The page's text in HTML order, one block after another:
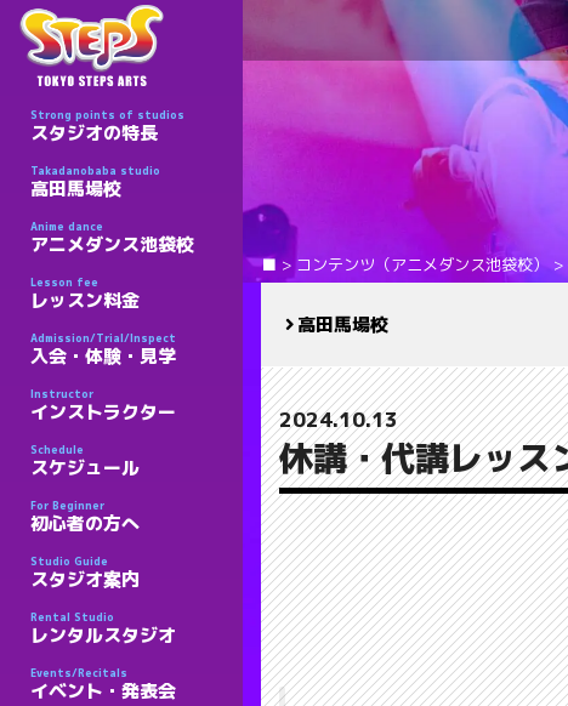
Strong points of studios
スタジオの特長
Takadanobaba studio
高田馬場校
Anime dance
アニメダンス池袋校
Lesson fee
レッスン料金
Admission/Trial/Inspect
入会・体験・見学
Instructor
インストラクター
Schedule
スケジュール
For Beginner
初心者の方へ
Studio Guide
スタジオ案内
Rental Studio
レンタルスタジオ
Events/Recitals
イベント・発表会
■> コンテンツ（アニメダンス池袋校）>
高田馬場校
2024.10.13
休講・代講レッ